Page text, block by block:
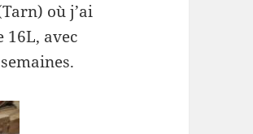
où j’ai
16L, avec